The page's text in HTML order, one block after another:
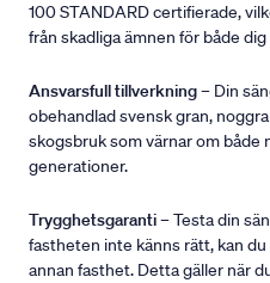
100 STANDARD certifierade,
från skadliga ämnen för både
Ansvarsfull tillverkning– Din
obehandlad svensk gran,
skogsbruk som värnar om både
generationer.
Trygghetsgaranti– Testa din
fastheten inte känns rätt, kan
annan fasthet. Detta gäller när